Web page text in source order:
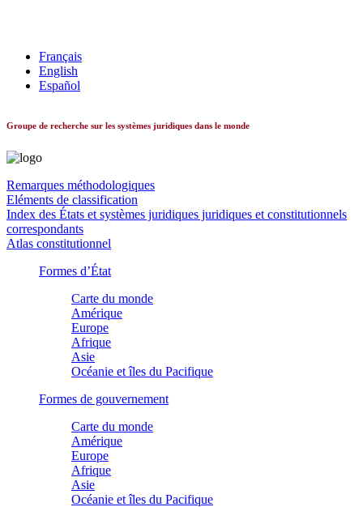
Français
English
Español
Groupe de recherche sur les systèmes juridiques dans le monde
Remarques méthodologiques
Eléments de classification
Index des États et systèmes juridiques juridiques et constitutionnels
correspondants
Atlas constitutionnel
Formes d’État
Carte du monde
Amérique
Europe
Afrique
Asie
Océanie et îles du Pacifique
Formes de gouvernement
Carte du monde
Amérique
Europe
Afrique
Asie
Océanie et îles du Pacifique